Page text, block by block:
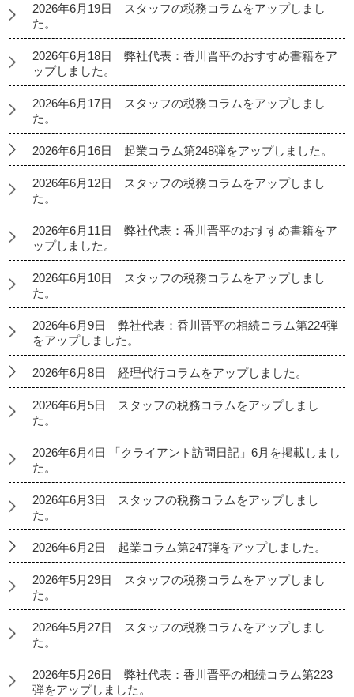
2026年6月19日 スタッフの税務コラムをアップしまし
た。
2026年6月18日 弊社代表：香川晋平のおすすめ書籍をア
ップしました。
2026年6月17日 スタッフの税務コラムをアップしまし
た。
2026年6月16日 起業コラム第248弾をアップしました。
2026年6月12日 スタッフの税務コラムをアップしまし
た。
2026年6月11日 弊社代表：香川晋平のおすすめ書籍をア
ップしました。
2026年6月10日 スタッフの税務コラムをアップしまし
た。
2026年6月9日 弊社代表：香川晋平の相続コラム第224弾
をアップしました。
2026年6月8日 経理代行コラムをアップしました。
2026年6月5日 スタッフの税務コラムをアップしまし
た。
2026年6月4日 「クライアント訪問日記」6月を掲載しまし
た。
2026年6月3日 スタッフの税務コラムをアップしまし
た。
2026年6月2日 起業コラム第247弾をアップしました。
2026年5月29日 スタッフの税務コラムをアップしまし
た。
2026年5月27日 スタッフの税務コラムをアップしまし
た。
2026年5月26日 弊社代表：香川晋平の相続コラム第223
弾をアップしました。